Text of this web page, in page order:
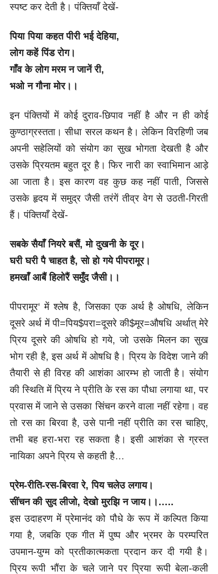
स्पष्ट कर देती है। पंक्तियाँ देखें-
पिया पिया कहत पीरी भई देहिया,
लोग कहें पिंड रोग।
गाँव के लोग मरम न जानें री,
भओ न गौना मोर।।
इन पंक्तियों में कोई दुराव-छिपाव नहीं है और न ही कोई
कुण्ठाग्रस्तता। सीधा सरल कथन है। लेकिन विरहिणी जब
अपनी सहेलियों को संयोग का सुख भोगता देखती है और
उसके प्रियतम बहुत दूर है। फिर नारी का स्वाभिमान आड़े
आ जाता है। इस कारण वह कुछ कह नहीं पाती, जिससे
उसके हृदय में समुद्र जैसी तरंगें तीव्र वेग से उठती-गिरती
हैं। पंक्तियाँ देखें-
सबके सैयाँ नियरे बसैं, मो दुखनी के दूर।
घरी घरी पै चाहत है, सो हो गये पीपरामूर।
हमखाँ आबैं हिलोरैं समुँद जैसी।।
पीपरामूर‘ में श्लेष है, जिसका एक अर्थ है ओषधि, लेकिन
दूसरे अर्थ में पी=पिय$परा=दूसरे की$मूर=औषधि अर्थात् मेरे
प्रिय दूसरे की ओषधि हो गये, जो उसके मिलन का सुख
भोग रही है, इस अर्थ में ओषधि है। प्रिय के विदेश जाने की
तैयारी से ही विरह की आशंका आरम्भ हो जाती है। संयोग
की स्थिति में प्रिय ने प्रीति के रस का पौधा लगाया था, पर
प्रवास में जाने से उसका सिंचन करने वाला नहीं रहेगा। वह
तो रस का बिरवा है, उसे पानी नहीं प्रीति का रस चाहिए,
तभी बह हरा-भरा रह सकता है। इसी आशंका से ग्रस्त
नायिका अपने प्रिय से कहती है…
प्रेम-रीति-रस-बिरवा रे, पिय चलेउ लगाय।
सींचन की सुद लीजो, देखो मुरझि न जाय।।…..
इस उदाहरण में प्रेमानंद को पौधे के रूप में कल्पित किया
गया है, जबकि एक गीत में पुष्प और भ्रमर के परम्परित
उपमान-युग्म को प्रतीकात्मकता प्रदान कर दी गयी है।
प्रिय रूपी भौंरा के चले जाने पर प्रिया रूपी बेला-कली